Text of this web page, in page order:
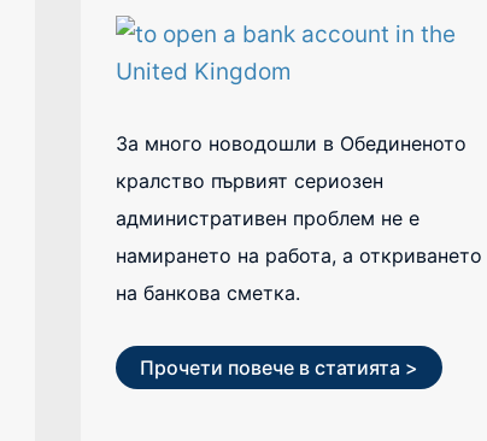
За много новодошли в Обединеното
кралство първият сериозен
административен проблем не е
намирането на работа, а откриването
на банкова сметка.
Прочети повече в статията >